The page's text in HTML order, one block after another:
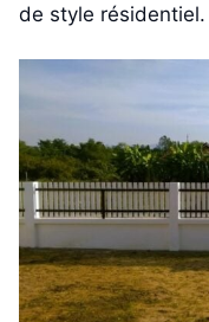
de style résidentiel.